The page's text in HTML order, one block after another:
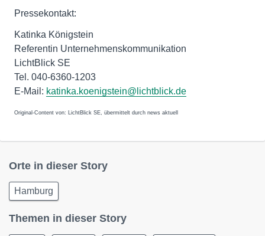
Pressekontakt:
Katinka Königstein
Referentin Unternehmenskommunikation
LichtBlick SE
Tel. 040-6360-1203
E-Mail: katinka.koenigstein@lichtblick.de
Original-Content von: LichtBlick SE, übermittelt durch news aktuell
Orte in dieser Story
Hamburg
Themen in dieser Story